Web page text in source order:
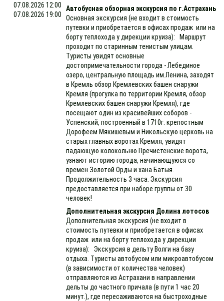
07.08.2026 12:00
07.08.2026 19:00
Автобусная обзорная экскурсия по г.Астрахань
Основная экскурсия (не входит в стоимость
путевки и приобретается в офисах продаж или на
борту теплохода у дирекции круиза): Маршрут
проходит по старинным тенистым улицам.
Туристы увидят основные
достопримечательности города - Лебединое
озеро, центральную площадь им.Ленина, заходят
в Кремль обзор Кремлевских башен снаружи
Кремля (прогулка по территории Кремля, обзор
Кремлевских башен снаружи Кремля), где
посещают один из красивейших соборов -
Успенский, построенный в 1710г. крепостным
Дорофеем Мякишевым и Никольскую церковь на
старых главных воротах Кремля, увидят
падающую колокольню Пречистенские ворота,
узнают историю города, начинающуюся со
времен Золотой Орды и хана Батыя.
Продолжительность 3 часа. Экскурсия
предоставляется при наборе группы от 30
человек!
Дополнительная экскурсия Долина лотосов
Дополнительная экскурсия (не входит в
стоимость путевки и приобретается в офисах
продаж или на борту теплохода у дирекции
круиза): Экскурсия в дельту Волги на базу
отдыха. Туристы автобусом или микроавтобусом
(в зависимости от количества человек)
отправляются из Астрахани в направлении
дельты до частного причала (в пути 1 час 20
минут.), где пересаживаются на быстроходные